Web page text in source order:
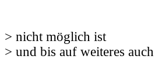
> nicht möglich ist
> und bis auf weiteres